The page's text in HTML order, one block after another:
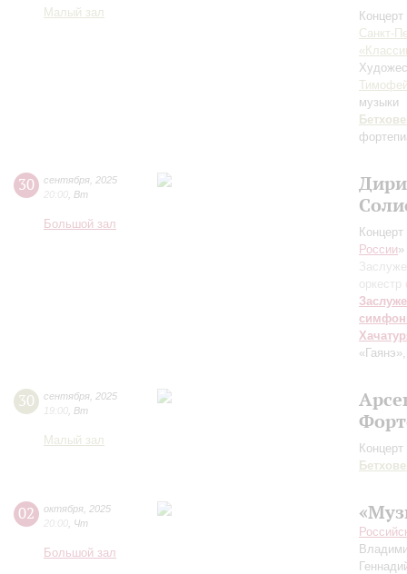
Малый зал
Санкт-
музыки
30 сентября 2025
20:00 Вт
Большой зал
России»
30 сентября 2025
19:00 Вт
Малый зал
02 октября 2025
20:00 Чт
Большой зал